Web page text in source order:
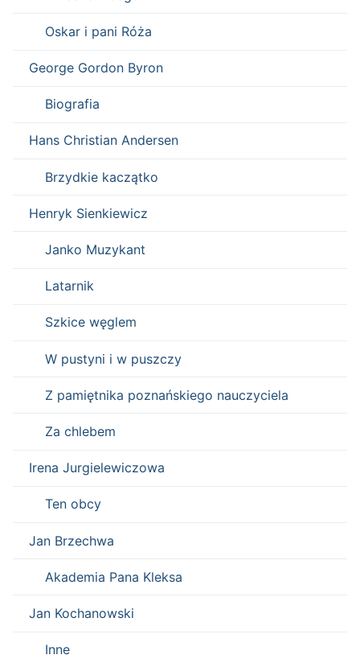
Oskar i pani Róża
George Gordon Byron
Biografia
Hans Christian Andersen
Brzydkie kaczątko
Henryk Sienkiewicz
Janko Muzykant
Latarnik
Szkice węglem
W pustyni i w puszczy
Z pamiętnika poznańskiego nauczyciela
Za chlebem
Irena Jurgielewiczowa
Ten obcy
Jan Brzechwa
Akademia Pana Kleksa
Jan Kochanowski
Inne